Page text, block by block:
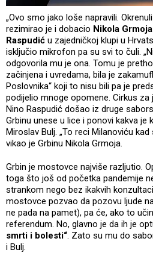
„Ovo smo jako loše napravili.
rezimirao je i dobacio Nikola Grmoja
Raspudić u zajedničkoj klupi u
isključio mikrofon pa su svi to čuli.
odgovorila mu je ona. Tomu je
začinjena i uvredama, bila je
Poslovnika“ koji to nisu bili pa je
podijelio mnoge opomene. Cirkus za
Nino Raspudić došao iz druge
Grbinu unese u lice i ponovi kakva je
Miroslav Bulj. „To reci Milanoviću kad
vikao je Grbinu Nikola Grmoja.
Grbin je mostovce najviše razljutio.
toga što još od početka pandemije
strankom nego bez ikakvih
mostovce pozvao da pozovu ljude
ne pada na pamet), pa će, ako to
referendum. No, glavno je da ih je
smrti i bolesti“. Zato su mu do
i Bulj.